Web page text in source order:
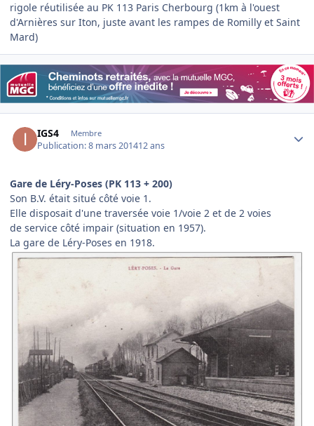
rigole réutilisée au PK 113 Paris Cherbourg (1km à l'ouest
d'Arnières sur Iton, juste avant les rampes de Romilly et Saint
Mard)
IGS4 Membre
Publication:8 mars 201412 ans
Gare de Léry-Poses (PK 113 + 200)
Son B.V. était situé côté voie 1.
Elle disposait d'une traversée voie 1/voie 2 et de 2 voies
de service côté impair (situation en 1957).
La gare de Léry-Poses en 1918.